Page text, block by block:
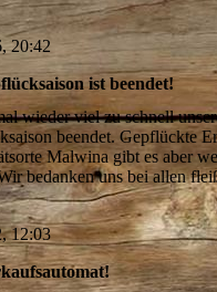
20:42
ist beendet!
wieder viel zu schnell
beendet. Gepflückte
Malwina gibt es aber
bedanken uns bei allen
12:03